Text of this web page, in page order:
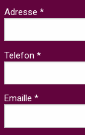
Adresse *
Telefon *
Emaille *